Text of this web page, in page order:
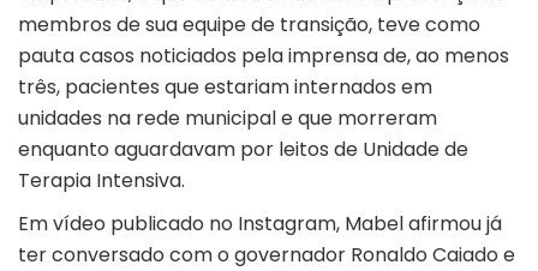
membros de sua equipe de transição, teve como
pauta casos noticiados pela imprensa de, ao menos
três, pacientes que estariam internados em
unidades na rede municipal e que morreram
enquanto aguardavam por leitos de Unidade de
Terapia Intensiva.
Em vídeo publicado no Instagram, Mabel afirmou já
ter conversado com o governador Ronaldo Caiado e